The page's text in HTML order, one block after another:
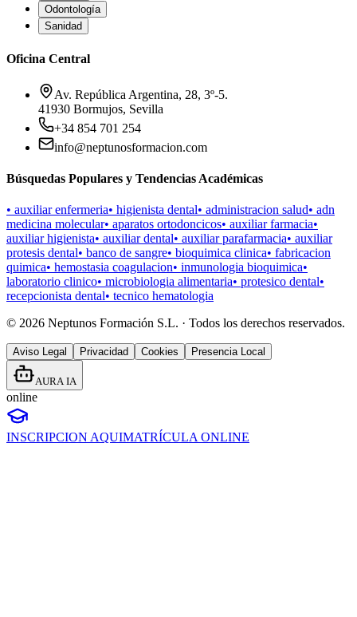
Odontología
Sanidad
Oficina Central
Av. República Argentina, 28, 3º-5.
41930 Bormujos, Sevilla
+34 854 701 254
info@neptunosformacion.com
Búsquedas Populares y Tendencias Académicas
• auxiliar enfermeria• higienista dental• administracion salud• adn
medicina molecular• aparatos ortodoncicos• auxiliar farmacia•
auxiliar higienista• auxiliar dental• auxiliar parafarmacia• auxiliar
protesis dental• banco de sangre• bioquimica clinica• fabricacion
quimica• hemostasia coagulacion• inmunologia bioquimica•
laboratorio clinico• microbiologia alimentaria• protesico dental•
recepcionista dental• tecnico hematologia
© 2026 Neptunos Formación S.L. · Todos los derechos reservados.
Aviso Legal Privacidad Cookies Presencia Local
AURA IA
online
INSCRIPCION AQUIMATRÍCULA ONLINE